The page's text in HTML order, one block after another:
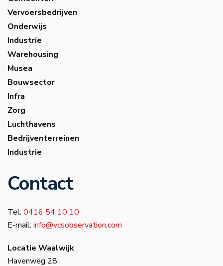
Vervoersbedrijven
Onderwijs
Industrie
Warehousing
Musea
Bouwsector
Infra
Zorg
Luchthavens
Bedrijventerreinen
Industrie
Contact
Tel: 0416 54 10 10
E-mail: info@vcsobservation.com
Locatie Waalwijk
Havenweg 28